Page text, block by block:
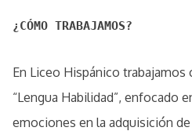
¿CÓMO TRABAJAMOS?
En Liceo Hispánico
“Lengua Habilidad”, enfocado
emociones en la adquisición